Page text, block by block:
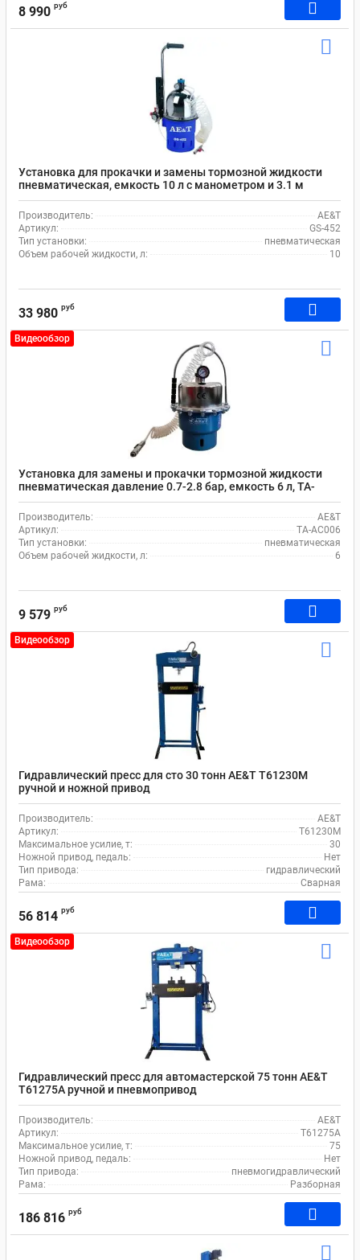
8 990 руб
Установка для прокачки и замены тормозной жидкости
пневматическая, емкость 10 л с манометром и 3.1 м
шлангом AE&T GS-452
Производитель:
AE&T
Артикул:
GS-452
Тип установки:
пневматическая
Объем рабочей жидкости, л:
10
33 980 руб
Видеообзор
Установка для замены и прокачки тормозной жидкости
пневматическая давление 0.7-2.8 бар, емкость 6 л, TA-
AC006 AE&T
Производитель:
AE&T
Артикул:
TA-AC006
Тип установки:
пневматическая
Объем рабочей жидкости, л:
6
9 579 руб
Видеообзор
Гидравлический пресс для сто 30 тонн AE&T T61230M
ручной и ножной привод
Производитель:
AE&T
Артикул:
T61230M
Максимальное усилие, т:
30
Ножной привод, педаль:
Нет
Тип привода:
гидравлический
Рама:
Сварная
56 814 руб
Видеообзор
Гидравлический пресс для автомастерской 75 тонн AE&T
Т61275А ручной и пневмопривод
Производитель:
AE&T
Артикул:
T61275A
Максимальное усилие, т:
75
Ножной привод, педаль:
Нет
Тип привода:
пневмогидравлический
Рама:
Разборная
186 816 руб